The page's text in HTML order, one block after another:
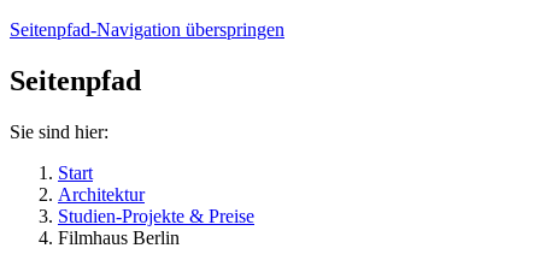
Seitenpfad-Navigation überspringen
Seitenpfad
Sie sind hier:
Start
Architektur
Studien-Projekte & Preise
Filmhaus Berlin